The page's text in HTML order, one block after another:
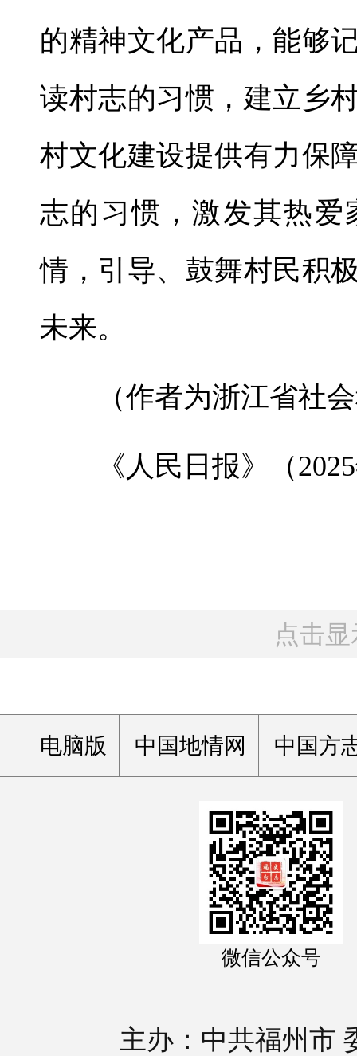
的精神文化产品，能够
读村志的习惯，建立乡
村文化建设提供有力保
志的习惯，激发其热
情，引导、鼓舞村民积
未来。
（作者为浙江省社会
《人民日报》（2025
点击
电脑版 中国地情网 中国方
微信公众号
主办：中共福州市